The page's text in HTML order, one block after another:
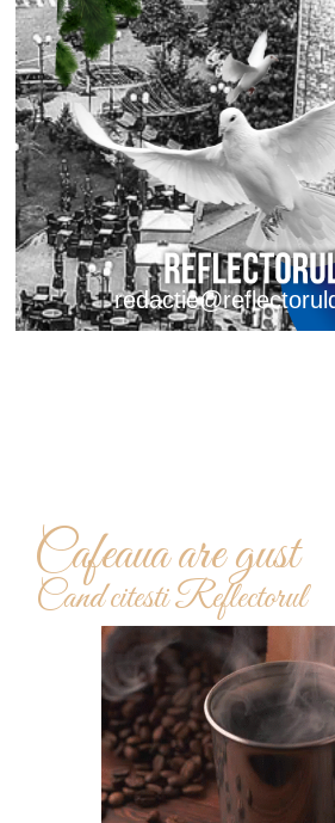
Cafeaua are gust
Cand citesti Reflectorul